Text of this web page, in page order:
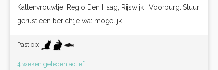
Kattenvrouwtje, Regio Den Haag, Rijswijk , Voorburg. Stuur
gerust een berichtje wat mogelijk
Past op:
4 weken geleden actief